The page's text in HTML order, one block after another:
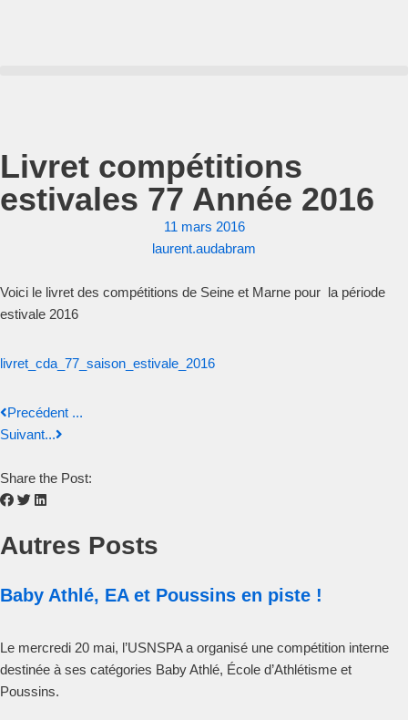
Livret compétitions
estivales 77 Année 2016
11 mars 2016
laurent.audabram
Voici le livret des compétitions de Seine et Marne pour la période
estivale 2016
livret_cda_77_saison_estivale_2016
Precédent ...
Suivant...
Share the Post:
Autres Posts
Baby Athlé, EA et Poussins en piste !
Le mercredi 20 mai, l’USNSPA a organisé une compétition interne
destinée à ses catégories Baby Athlé, École d’Athlétisme et
Poussins.